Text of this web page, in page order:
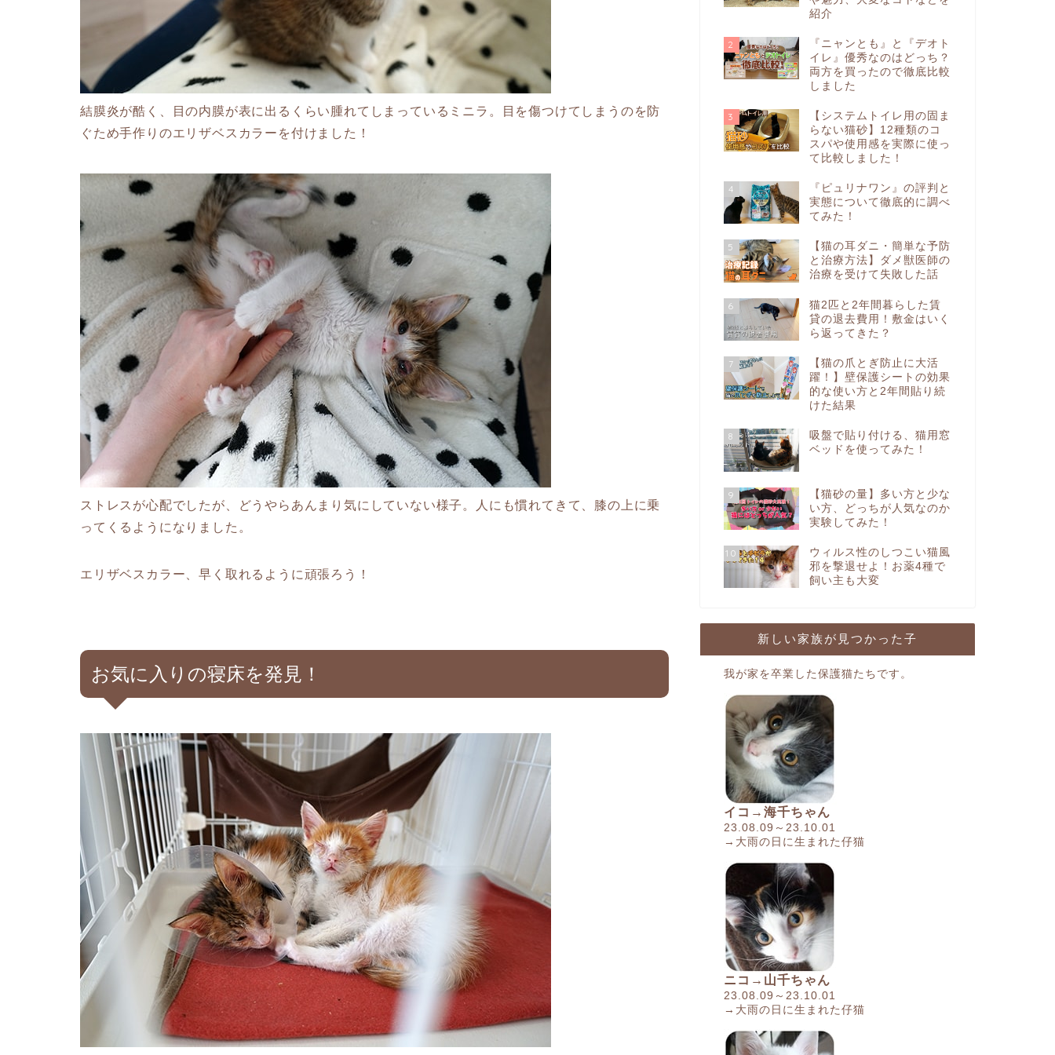
結膜炎が酷く、目の内膜が表に出るくらい腫れてしまっているミニラ。目を傷つけてしまうのを防
ぐため手作りのエリザベスカラーを付けました！
ストレスが心配でしたが、どうやらあんまり気にしていない様子。人にも慣れてきて、膝の上に乗
ってくるようになりました。
エリザベスカラー、早く取れるように頑張ろう！
お気に入りの寝床を発見！
紹介
2
『ニャンとも』と『デオト
イレ』優秀なのはどっち？
両方を買ったので徹底比較
しました
3
【システムトイレ用の固ま
らない猫砂】12種類のコ
スパや使用感を実際に使っ
て比較しました！
4
『ピュリナワン』の評判と
実態について徹底的に調べ
てみた！
5
【猫の耳ダニ・簡単な予防
と治療方法】ダメ獣医師の
治療を受けて失敗した話
6
猫2匹と2年間暮らした賃
貸の退去費用！敷金はいく
ら返ってきた？
7
【猫の爪とぎ防止に大活
躍！】壁保護シートの効果
的な使い方と2年間貼り続
けた結果
8
吸盤で貼り付ける、猫用窓
ベッドを使ってみた！
9
【猫砂の量】多い方と少な
い方、どっちが人気なのか
実験してみた！
10
ウィルス性のしつこい猫風
邪を撃退せよ！お薬4種で
飼い主も大変
新しい家族が見つかった子
我が家を卒業した保護猫たちです。
イコ→海千ちゃん
23.08.09～23.10.01
→大雨の日に生まれた仔猫
ニコ→山千ちゃん
23.08.09～23.10.01
→大雨の日に生まれた仔猫